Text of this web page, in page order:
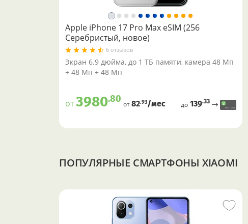
Apple iPhone 17 Pro Max eSIM (256
Серебристый, новое)
6 отзывов
Экран 6.9 дюйма, до 1 ТБ памяти, камера 48 Мп
+ 48 Мп + 48 Мп
от3980.80 от82.93/меc до139.33
ПОПУЛЯРНЫЕ СМАРТФОНЫ XIAOMI